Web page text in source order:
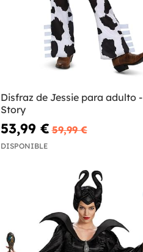
Disfraz de Jessie para adulto -
Story
53,99 € 59,99 €
DISPONIBLE